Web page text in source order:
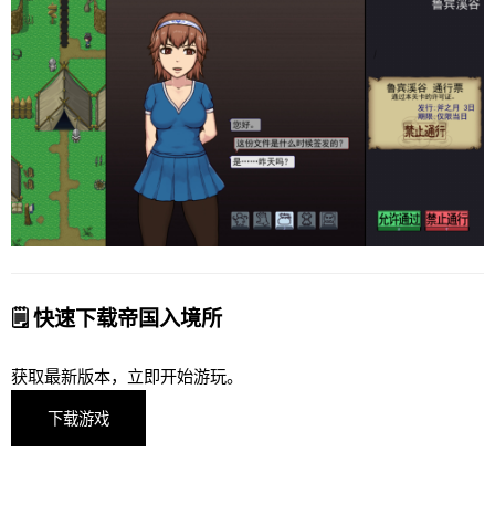
🗒️ 快速下载帝国入境所
获取最新版本，立即开始游玩。
下载游戏